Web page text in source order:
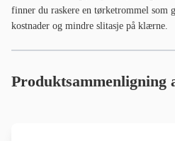
finner du raskere en tørketrommel som
kostnader og mindre slitasje på klærne.
Produktsammenligning